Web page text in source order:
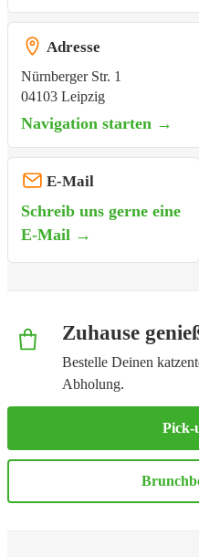
Adresse
Nürnberger Str. 1
04103 Leipzig
Navigation starten →
E-Mail
Schreib uns gerne eine
E-Mail →
Zuhause
Bestelle Deinen
Abholung.
Pick-